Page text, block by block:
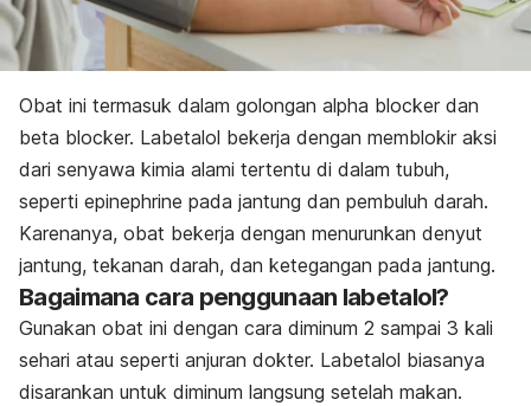
Obat ini termasuk dalam golongan alpha blocker dan
beta blocker. Labetalol bekerja dengan memblokir aksi
dari senyawa kimia alami tertentu di dalam tubuh,
seperti epinephrine pada jantung dan pembuluh darah.
Karenanya, obat bekerja dengan menurunkan denyut
jantung, tekanan darah, dan ketegangan pada jantung.
Bagaimana cara penggunaan labetalol?
Gunakan obat ini dengan cara diminum 2 sampai 3 kali
sehari atau seperti anjuran dokter. Labetalol biasanya
disarankan untuk diminum langsung setelah makan.